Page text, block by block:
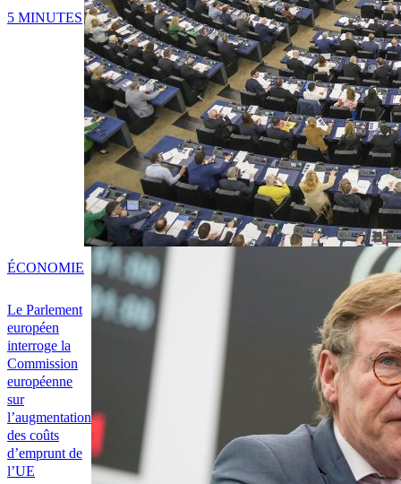
5 MINUTES
Le Parlement
européen
interroge la
Commission
européenne
sur
l’augmentation
des coûts
d’emprunt de
l’UE
ÉCONOMIE